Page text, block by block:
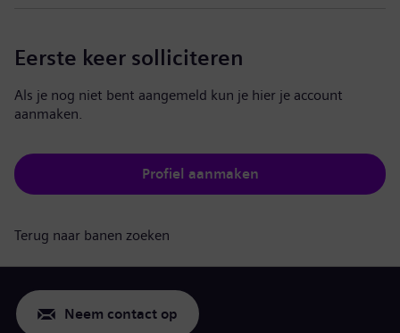
Eerste keer solliciteren
Als je nog niet bent aangemeld kun je hier je account
aanmaken.
Profiel aanmaken
Terug naar banen zoeken
Neem contact op